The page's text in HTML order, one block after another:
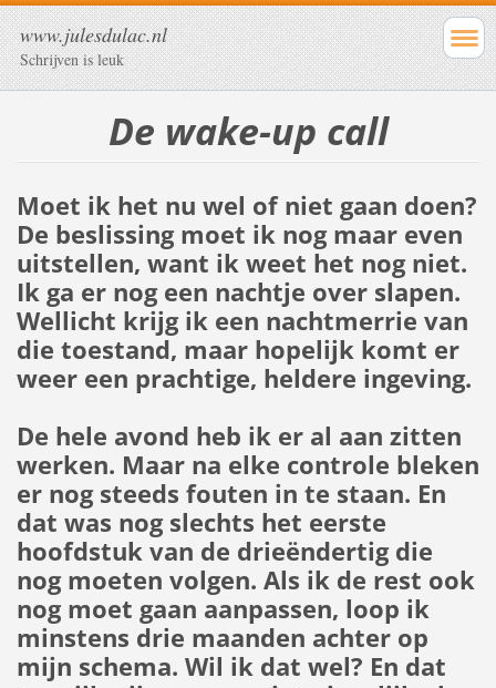
www.julesdulac.nl
Schrijven is leuk
De wake-up call
Moet ik het nu wel of niet gaan doen?
De beslissing moet ik nog maar even
uitstellen, want ik weet het nog niet.
Ik ga er nog een nachtje over slapen.
Wellicht krijg ik een nachtmerrie van
die toestand, maar hopelijk komt er
weer een prachtige, heldere ingeving.
De hele avond heb ik er al aan zitten
werken. Maar na elke controle bleken
er nog steeds fouten in te staan. En
dat was nog slechts het eerste
hoofdstuk van de drieëndertig die
nog moeten volgen. Als ik de rest ook
nog moet gaan aanpassen, loop ik
minstens drie maanden achter op
mijn schema. Wil ik dat wel? En dat